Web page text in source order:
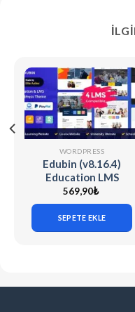
WORDPRESS
Edubin (v8.16.4)
Education LMS
WordPress Theme
569,90₺
SEPETE EKLE